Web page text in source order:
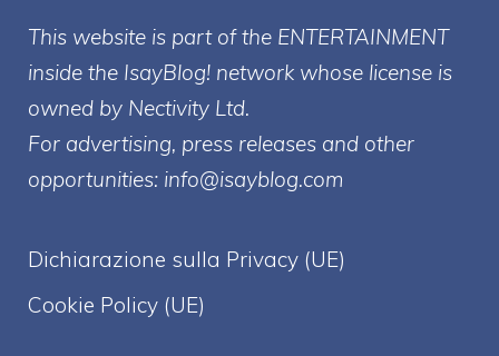
This website is part of the ENTERTAINMENT
inside the IsayBlog! network whose license is
owned by Nectivity Ltd.
For advertising, press releases and other
opportunities: info@isayblog.com
Dichiarazione sulla Privacy (UE)
Cookie Policy (UE)